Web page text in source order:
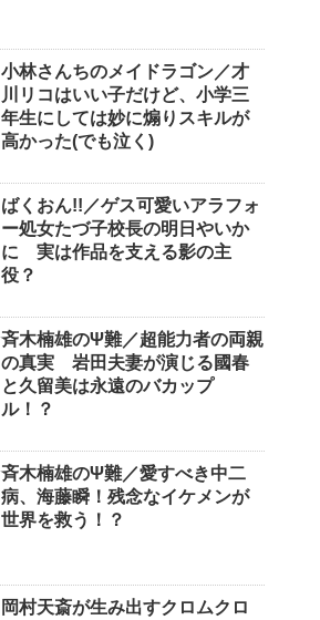
小林さんちのメイドラゴン／才
川リコはいい子だけど、小学三
年生にしては妙に煽りスキルが
高かった(でも泣く)
ばくおん!!／ゲス可愛いアラフォ
ー処女たづ子校長の明日やいか
に 実は作品を支える影の主
役？
斉木楠雄のΨ難／超能力者の両親
の真実 岩田夫妻が演じる國春
と久留美は永遠のバカップ
ル！？
斉木楠雄のΨ難／愛すべき中二
病、海藤瞬！残念なイケメンが
世界を救う！？
岡村天斎が生み出すクロムクロ